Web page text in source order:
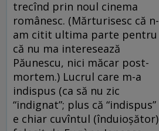
trecînd prin noul cinema
românesc. (Mărturisesc că n-
am citit ultima parte pentru
că nu ma interesează
Păunescu, nici măcar post-
mortem.) Lucrul care m-a
indispus (ca să nu zic
“indignat”; plus că “indispus”
e chiar cuvîntul (înduioşător)